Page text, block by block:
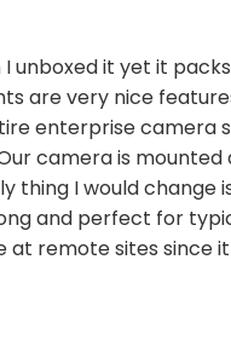
unboxed it yet it
are very nice
enterprise camera
camera is
thing I would change
and perfect for
at remote sites since